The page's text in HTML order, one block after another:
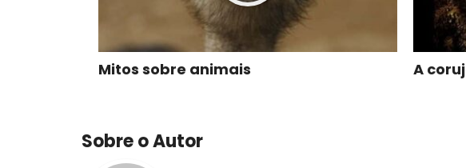
Mitos sobre animais A
Sobre o Autor